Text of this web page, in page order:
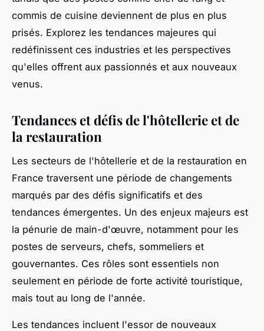
commis de cuisine deviennent de plus en plus
prisés. Explorez les tendances majeures qui
redéfinissent ces industries et les perspectives
qu'elles offrent aux passionnés et aux nouveaux
venus.
Tendances et défis de l'hôtellerie et de
la restauration
Les secteurs de l'hôtellerie et de la restauration en
France traversent une période de changements
marqués par des défis significatifs et des
tendances émergentes. Un des enjeux majeurs est
la pénurie de main-d'œuvre, notamment pour les
postes de serveurs, chefs, sommeliers et
gouvernantes. Ces rôles sont essentiels non
seulement en période de forte activité touristique,
mais tout au long de l'année.
Les tendances incluent l'essor de nouveaux